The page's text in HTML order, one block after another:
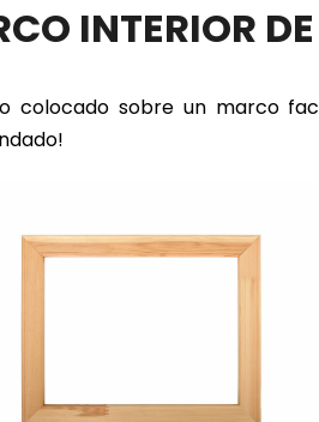
INTERIOR
colocado sobre un marco